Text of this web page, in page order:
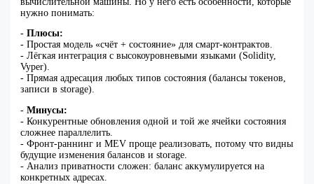
нужно понимать:
-Плюсы:
- Простая модель «счёт + состояние» для смарт‑контрактов.
- Лёгкая интеграция с высокоуровневыми языками (Solidity,
Vyper).
- Прямая адресация любых типов состояния (балансы токенов,
записи в storage).
-Минусы:
- Конкурентные обновления одной и той же ячейки состояния
сложнее параллелить.
- Фронт‑раннинг и MEV проще реализовать, потому что видны
будущие изменения балансов и storage.
- Анализ приватности сложен: баланс аккумулируется на
конкретных адресах.